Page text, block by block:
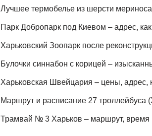
Лучшее термобелье из шерсти мериноса
Парк Добропарк под Киевом – адрес,
Харьковский Зоопарк после
Булочки синнабон с корицей –
Харьковская Швейцария – цены, адрес,
Маршрут и расписание 27 троллейбуса
Трамвай № 3 Харьков – маршрут, время